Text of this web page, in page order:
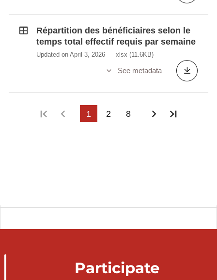
Répartition des bénéficiaires selon le
temps total effectif requis par semaine
Updated on April 3, 2026 xlsx (11.6KB)
See metadata
First pagePrevious page
1 2 8 Next page
Participate